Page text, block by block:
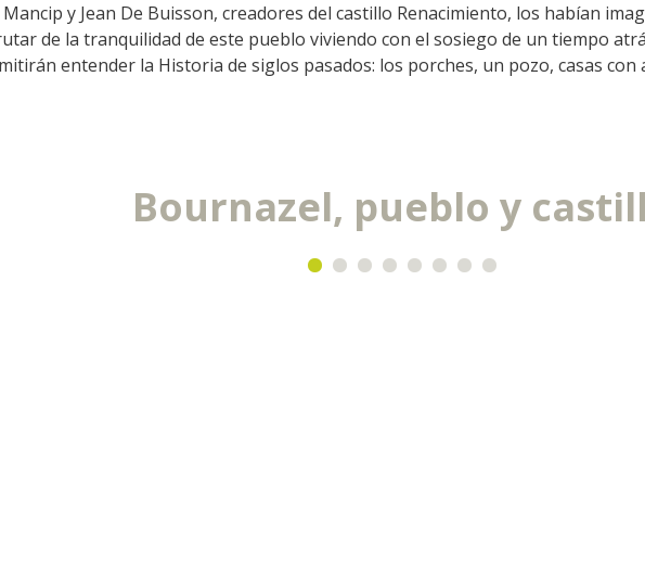
La gastronomía
local
Las ferias y mercados
Descubrimiento del terruño
y Jean De Buisson, creadores del castillo Renacimiento, los habían
de la tranquilidad de este pueblo viviendo con el sosiego de un tiempo
entender la Historia de siglos pasados: los porches, un pozo, casas con
Bournazel, pueblo y